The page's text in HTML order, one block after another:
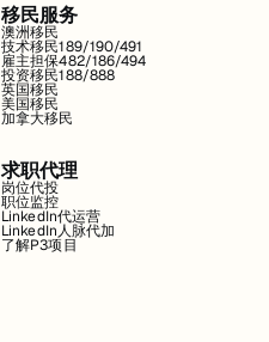
移民服务
澳洲移民
技术移民189/190/491
雇主担保482/186/494
投资移民188/888
英国移民
美国移民
加拿大移民
求职代理
岗位代投
职位监控
LinkedIn代运营
LinkedIn人脉代加
了解P3项目